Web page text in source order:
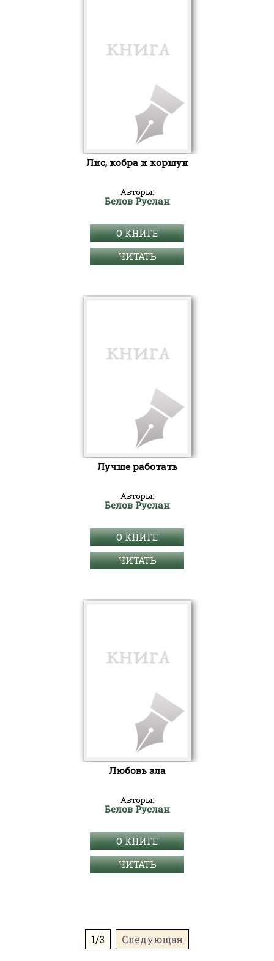
Лис, кобра и коршун
Авторы:
Белов Руслан
О КНИГЕ
ЧИТАТЬ
Лучше работать
Авторы:
Белов Руслан
О КНИГЕ
ЧИТАТЬ
Любовь зла
Авторы:
Белов Руслан
О КНИГЕ
ЧИТАТЬ
1/3 Следующая